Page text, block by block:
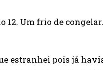
12. Um frio de
estranhei pois já